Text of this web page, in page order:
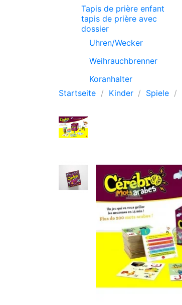
Tapis de prière enfant
tapis de prière avec
dossier
Uhren/Wecker
Weihrauchbrenner
Koranhalter
Startseite
Kinder Spiele